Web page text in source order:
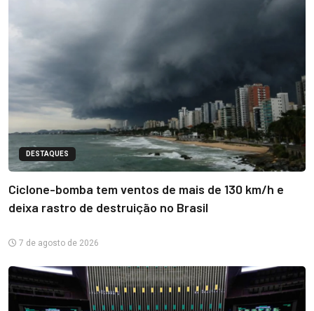
DESTAQUES
Ciclone-bomba tem ventos de mais de 130 km/h e
deixa rastro de destruição no Brasil
7 de agosto de 2026